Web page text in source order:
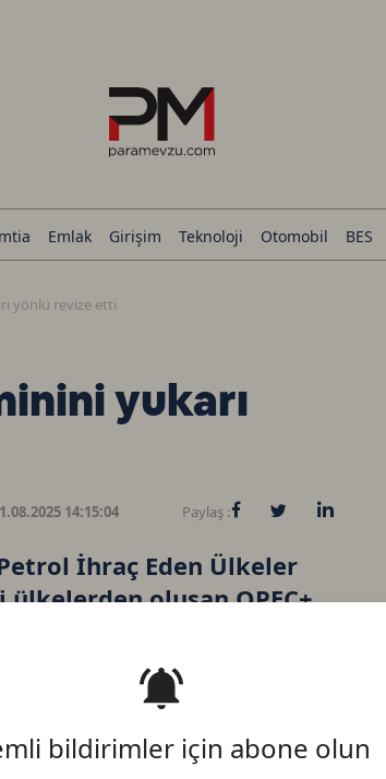
bildirimler için abone olun
Emlak Girişim Teknoloji Otomobil BES
yönlü revize etti
yukarı
14:15:04 Paylaş :
İhraç Eden Ülkeler
ülkelerden oluşan OPEC+
gerekçe göstererek Brent
revize etti